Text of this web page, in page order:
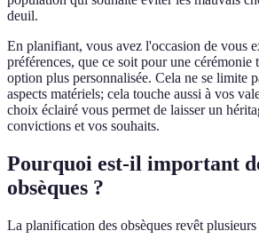
deuil.
En planifiant, vous avez l'occasion de vous
préférences, que ce soit pour une
option plus personnalisée. Cela ne se limite
aspects matériels; cela touche aussi à vos
choix éclairé vous permet de laisser un
convictions et vos souhaits.
Pourquoi est-il important
obsèques ?
La planification des obsèques revêt